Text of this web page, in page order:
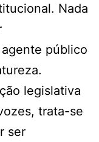
Nada
público
legislativa
trata-se
ser